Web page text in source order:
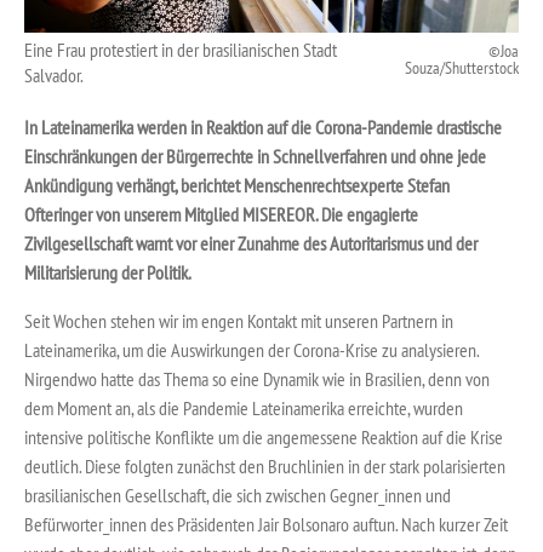
Eine Frau protestiert in der brasilianischen Stadt
Salvador.
Joa
Souza/Shutterstock
In Lateinamerika werden in Reaktion auf die Corona-Pandemie drastische
Einschränkungen der Bürgerrechte in Schnellverfahren und ohne jede
Ankündigung verhängt, berichtet Menschenrechtsexperte Stefan
Ofteringer von unserem Mitglied MISEREOR. Die engagierte
Zivilgesellschaft warnt vor einer Zunahme des Autoritarismus und der
Militarisierung der Politik.
Seit Wochen stehen wir im engen Kontakt mit unseren Partnern in
Lateinamerika, um die Auswirkungen der Corona-Krise zu analysieren.
Nirgendwo hatte das Thema so eine Dynamik wie in Brasilien, denn von
dem Moment an, als die Pandemie Lateinamerika erreichte, wurden
intensive politische Konflikte um die angemessene Reaktion auf die Krise
deutlich. Diese folgten zunächst den Bruchlinien in der stark polarisierten
brasilianischen Gesellschaft, die sich zwischen Gegner_innen und
Befürworter_innen des Präsidenten Jair Bolsonaro auftun. Nach kurzer Zeit